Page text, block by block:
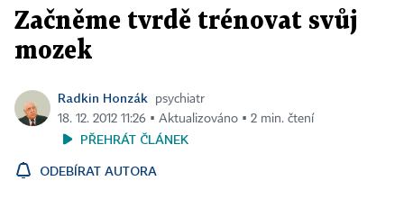
Začněme tvrdě trénovat svůj
mozek
Radkin Honzák
psychiatr
18. 12. 2012 11:26 ▪ Aktualizováno ▪ 2 min. čtení
PŘEHRÁT ČLÁNEK
ODEBÍRAT AUTORA